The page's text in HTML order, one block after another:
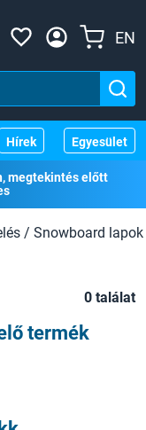
EN
Hírek Egyesület
megtekintés előtt
/ Snowboard lapok
0 találat
termék